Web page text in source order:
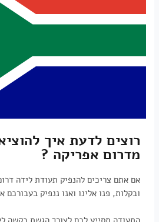
רוצים לדעת איך
מדרום אפריקה ?
אם אתם צריכים להנפיק תעודת לידה
ובקלות, פנו אלינו ואנו ננפיק